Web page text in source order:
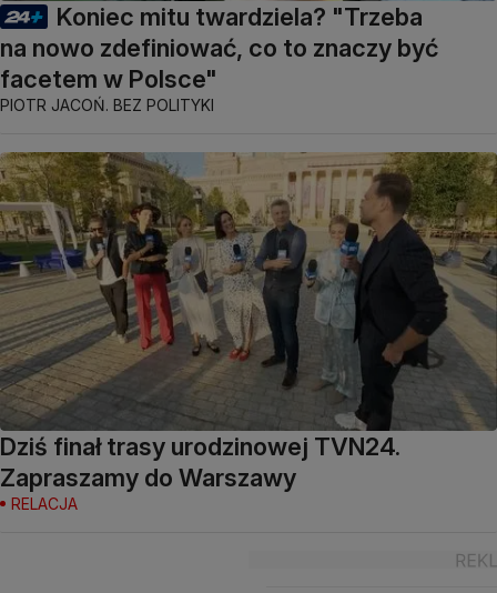
Koniec mitu twardziela? "Trzeba
na nowo zdefiniować, co to znaczy być
facetem w Polsce"
PIOTR JACOŃ. BEZ POLITYKI
Dziś finał trasy urodzinowej TVN24.
Zapraszamy do Warszawy
RELACJA